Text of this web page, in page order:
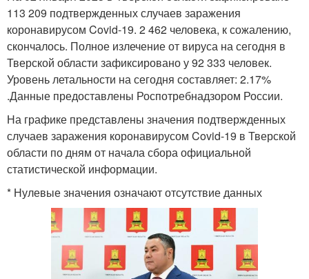
113 209 подтвержденных случаев заражения
коронавирусом Covid-19. 2 462 человека, к сожалению,
скончалось. Полное излечение от вируса на сегодня в
Тверской области зафиксировано у 92 333 человек.
Уровень летальности на сегодня составляет: 2.17%
.Данные предоставлены Роспотребнадзором России.
На графике представлены значения подтвержденных
случаев заражения коронавирусом Covid-19 в Тверской
области по дням от начала сбора официальной
статистической информации.
* Нулевые значения означают отсутствие данных